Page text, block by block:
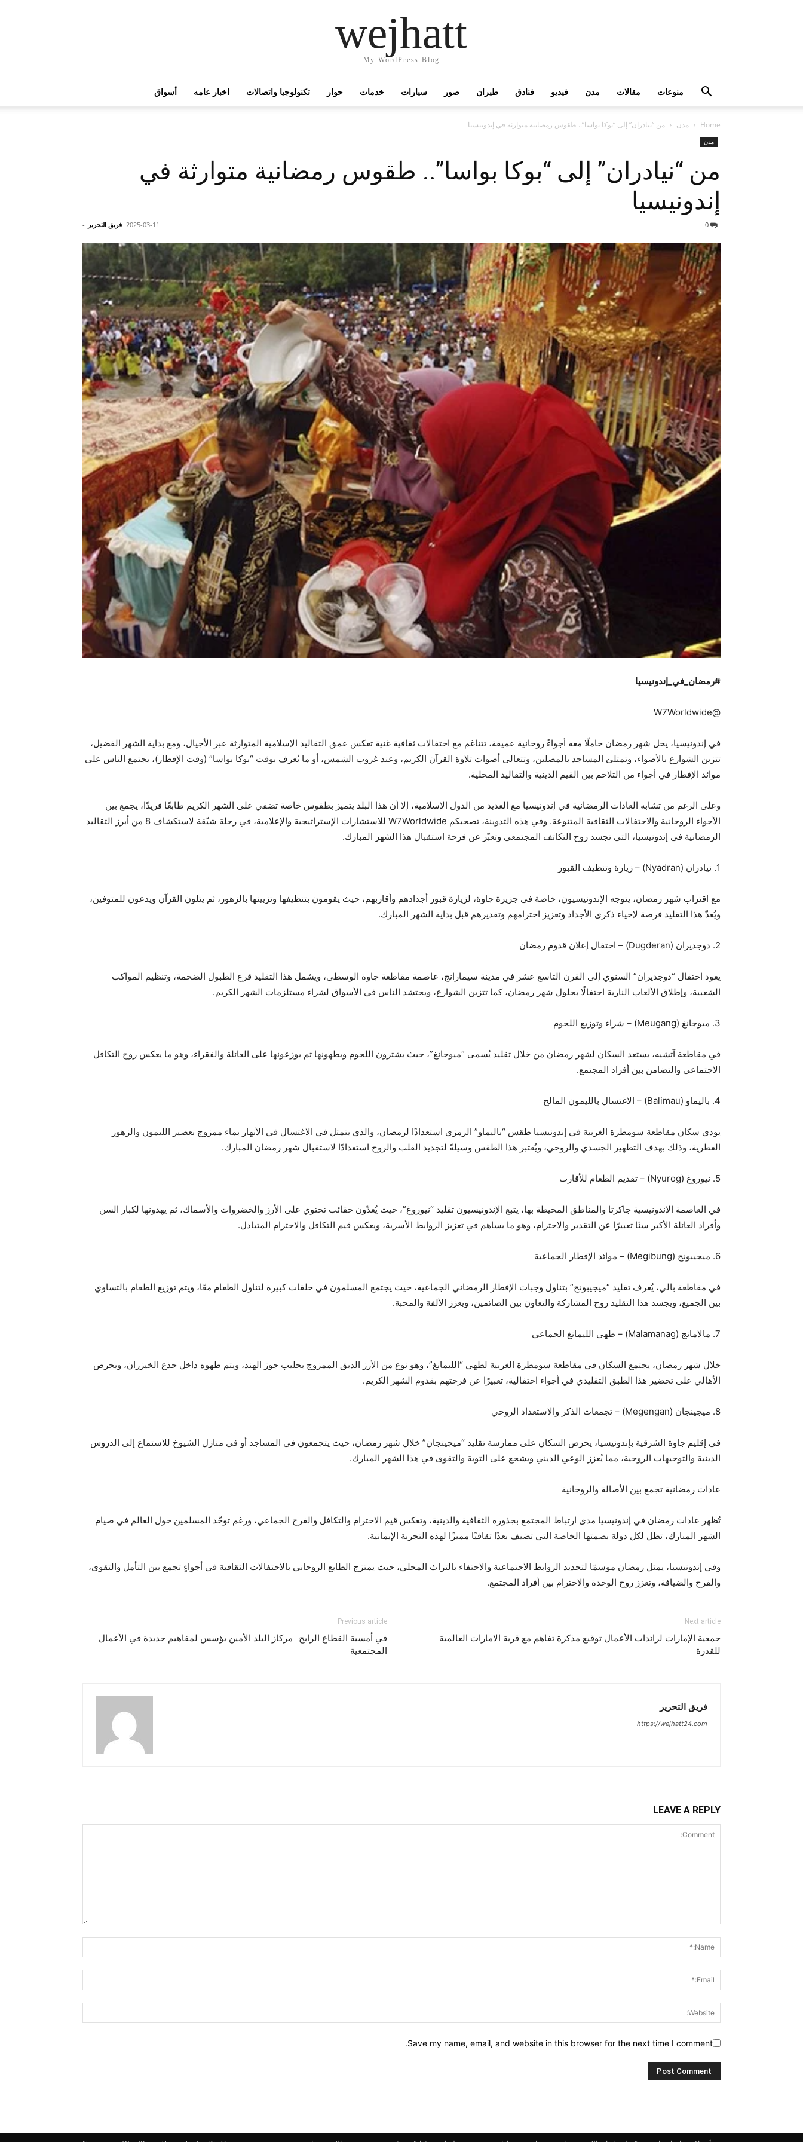
wejhatt
My WordPress Blog
أسواق اخبار عامه تكنولوجيا واتصالات حوار خدمات سيارات صور طيران فنادق فيديو مدن مقالات منوعات
Home مدن من “نيادران” إلى “بوكا بواسا”.. طقوس رمضانية متوارثة في إندونيسيا
مدن
من “نيادران” إلى “بوكا بواسا”.. طقوس رمضانية متوارثة في
إندونيسيا
فريق التحرير - 2025-03-11
#رمضان_في_إندونيسيا
@W7Worldwide
في إندونيسيا، يحل شهر رمضان حاملًا معه أجواءً روحانية عميقة، تتناغم مع احتفالات ثقافية غنية تعكس عمق التقاليد الإسلامية المتوارثة عبر الأجيال، ومع بداية الشهر الفضيل،
تتزين الشوارع بالأضواء، وتمتلئ المساجد بالمصلين، وتتعالى أصوات تلاوة القرآن الكريم، وعند غروب الشمس، أو ما يُعرف بوقت “بوكا بواسا” (وقت الإفطار)، يجتمع الناس على
موائد الإفطار في أجواء من التلاحم بين القيم الدينية والتقاليد المحلية.
وعلى الرغم من تشابه العادات الرمضانية في إندونيسيا مع العديد من الدول الإسلامية، إلا أن هذا البلد يتميز بطقوس خاصة تضفي على الشهر الكريم طابعًا فريدًا، يجمع بين
الأجواء الروحانية والاحتفالات الثقافية المتنوعة. وفي هذه التدوينة، تصحبكم W7Worldwide للاستشارات الإستراتيجية والإعلامية، في رحلة شيّقة لاستكشاف 8 من أبرز التقاليد
الرمضانية في إندونيسيا، التي تجسد روح التكاتف المجتمعي وتعبّر عن فرحة استقبال هذا الشهر المبارك.
1. نيادران (Nyadran) – زيارة وتنظيف القبور
مع اقتراب شهر رمضان، يتوجه الإندونيسيون، خاصة في جزيرة جاوة، لزيارة قبور أجدادهم وأقاربهم، حيث يقومون بتنظيفها وتزيينها بالزهور، ثم يتلون القرآن ويدعون للمتوفين،
ويُعدّ هذا التقليد فرصة لإحياء ذكرى الأجداد وتعزيز احترامهم وتقديرهم قبل بداية الشهر المبارك.
2. دوجديران (Dugderan) – احتفال إعلان قدوم رمضان
يعود احتفال “دوجديران” السنوي إلى القرن التاسع عشر في مدينة سيمارانج، عاصمة مقاطعة جاوة الوسطى، ويشمل هذا التقليد قرع الطبول الضخمة، وتنظيم المواكب
الشعبية، وإطلاق الألعاب النارية احتفالًا بحلول شهر رمضان، كما تتزين الشوارع، ويحتشد الناس في الأسواق لشراء مستلزمات الشهر الكريم.
3. ميوجانغ (Meugang) – شراء وتوزيع اللحوم
في مقاطعة آتشيه، يستعد السكان لشهر رمضان من خلال تقليد يُسمى “ميوجانغ”، حيث يشترون اللحوم ويطهونها ثم يوزعونها على العائلة والفقراء، وهو ما يعكس روح التكافل
الاجتماعي والتضامن بين أفراد المجتمع.
4. باليماو (Balimau) – الاغتسال بالليمون المالح
يؤدي سكان مقاطعة سومطرة الغربية في إندونيسيا طقس “باليماو” الرمزي استعدادًا لرمضان، والذي يتمثل في الاغتسال في الأنهار بماء ممزوج بعصير الليمون والزهور
العطرية، وذلك بهدف التطهير الجسدي والروحي، ويُعتبر هذا الطقس وسيلةً لتجديد القلب والروح استعدادًا لاستقبال شهر رمضان المبارك.
5. نيوروغ (Nyurog) – تقديم الطعام للأقارب
في العاصمة الإندونيسية جاكرتا والمناطق المحيطة بها، يتبع الإندونيسيون تقليد “نيوروغ”، حيث يُعدّون حقائب تحتوي على الأرز والخضروات والأسماك، ثم يهدونها لكبار السن
وأفراد العائلة الأكبر سنًا تعبيرًا عن التقدير والاحترام، وهو ما يساهم في تعزيز الروابط الأسرية، ويعكس قيم التكافل والاحترام المتبادل.
6. ميجيبونج (Megibung) – موائد الإفطار الجماعية
في مقاطعة بالي، يُعرف تقليد “ميجيبونج” بتناول وجبات الإفطار الرمضاني الجماعية، حيث يجتمع المسلمون في حلقات كبيرة لتناول الطعام معًا، ويتم توزيع الطعام بالتساوي
بين الجميع، ويجسد هذا التقليد روح المشاركة والتعاون بين الصائمين، ويعزز الألفة والمحبة.
7. مالامانج (Malamanag) – طهي الليمانغ الجماعي
خلال شهر رمضان، يجتمع السكان في مقاطعة سومطرة الغربية لطهي “الليمانغ”، وهو نوع من الأرز الدبق الممزوج بحليب جوز الهند، ويتم طهوه داخل جذع الخيزران، ويحرص
الأهالي على تحضير هذا الطبق التقليدي في أجواء احتفالية، تعبيرًا عن فرحتهم بقدوم الشهر الكريم.
8. ميجينجان (Megengan) – تجمعات الذكر والاستعداد الروحي
في إقليم جاوة الشرقية بإندونيسيا، يحرص السكان على ممارسة تقليد “ميجينجان” خلال شهر رمضان، حيث يتجمعون في المساجد أو في منازل الشيوخ للاستماع إلى الدروس
الدينية والتوجيهات الروحية، مما يُعزز الوعي الديني ويشجع على التوبة والتقوى في هذا الشهر المبارك.
عادات رمضانية تجمع بين الأصالة والروحانية
تُظهر عادات رمضان في إندونيسيا مدى ارتباط المجتمع بجذوره الثقافية والدينية، وتعكس قيم الاحترام والتكافل والفرح الجماعي، ورغم توحّد المسلمين حول العالم في صيام
الشهر المبارك، تظل لكل دولة بصمتها الخاصة التي تضيف بعدًا ثقافيًا مميزًا لهذه التجربة الإيمانية.
وفي إندونيسيا، يمثل رمضان موسمًا لتجديد الروابط الاجتماعية والاحتفاء بالتراث المحلي، حيث يمتزج الطابع الروحاني بالاحتفالات الثقافية في أجواءٍ تجمع بين التأمل والتقوى،
والفرح والضيافة، وتعزز روح الوحدة والاحترام بين أفراد المجتمع.
Previous article
في أمسية القطاع الرابح.. مركاز البلد الأمين يؤسس لمفاهيم جديدة في الأعمال
المجتمعية
Next article
جمعية الإمارات لرائدات الأعمال توقيع مذكرة تفاهم مع قرية الامارات العالمية
للقدرة
فريق التحرير
https://wejhatt24.com
LEAVE A REPLY
Save my name, email, and website in this browser for the next time I comment.